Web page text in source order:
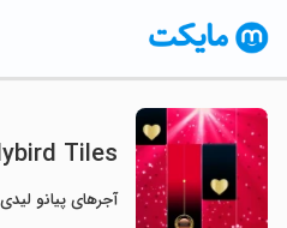
Tiles
آجرهای پیانو